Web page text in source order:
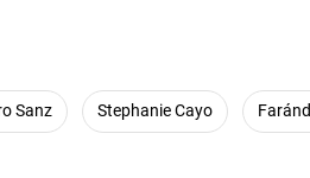
Sanz Stephanie Cayo